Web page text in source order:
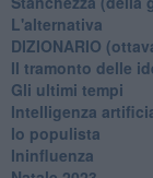
L'alternativa
​DIZIONARIO
Il tramonto delle
Gli ultimi tempi
Intelligenza
Io populista
Ininfluenza